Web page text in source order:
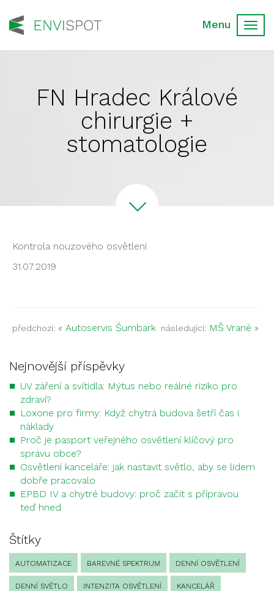
FN Hradec Králové
chirurgie +
stomatologie
Kontrola nouzového osvětlení
31.07.2019
předchozí: « Autoservis Šumbark následující: MŠ Vrané »
Nejnovější příspěvky
UV záření a svítidla: Mýtus nebo reálné riziko pro
zdraví?
Loxone pro firmy: Když chytrá budova šetří čas i
náklady
Proč je pasport veřejného osvětlení klíčový pro
správu obce?
Osvětlení kanceláře: jak nastavit světlo, aby se lidem
dobře pracovalo
EPBD IV a chytré budovy: proč začít s přípravou
teď hned
Štítky
AUTOMATIZACE BAREVNÉ SPEKTRUM DENNÍ OSVĚTLENÍ
DENNÍ SVĚTLO INTENZITA OSVĚTLENÍ KANCELÁŘ